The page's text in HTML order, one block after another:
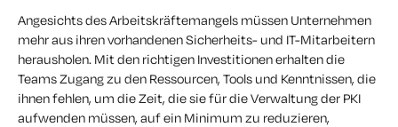
Angesichts des Arbeitskräftemangels müssen Unternehmen
mehr aus ihren vorhandenen Sicherheits- und IT-Mitarbeitern
herausholen. Mit den richtigen Investitionen erhalten die
Teams Zugang zu den Ressourcen, Tools und Kenntnissen, die
ihnen fehlen, um die Zeit, die sie für die Verwaltung der PKI
aufwenden müssen, auf ein Minimum zu reduzieren,